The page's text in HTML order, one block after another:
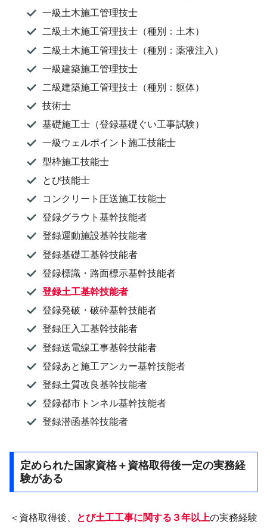
一級土木施工管理技士
二級土木施工管理技士（種別：土木）
二級土木施工管理技士（種別：薬液注入）
一級建築施工管理技士
二級建築施工管理技士（種別：躯体）
技術士
基礎施工士（登録基礎ぐい工事試験）
一級ウェルポイント施工技能士
型枠施工技能士
とび技能士
コンクリート圧送施工技能士
登録グラウト基幹技能者
登録運動施設基幹技能者
登録基礎工基幹技能者
登録標識・路面標示基幹技能者
登録土工基幹技能者
登録発破・破砕基幹技能者
登録圧入工基幹技能者
登録送電線工事基幹技能者
登録あと施工アンカー基幹技能者
登録土質改良基幹技能者
登録都市トンネル基幹技能者
登録潜函基幹技能者
定められた国家資格＋資格取得後一定の実務経
験がある
＜資格取得後、 とび土工工事に関する３年以上の実務経験